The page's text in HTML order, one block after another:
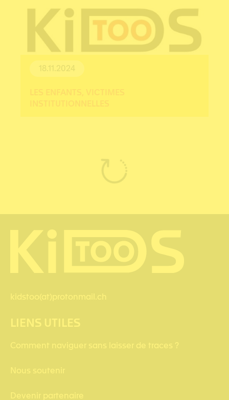
18.11.2024
kidstoo(at)protonmail.ch
LIENS UTILES
Comment naviguer sans laisser de traces ?
Nous soutenir
Devenir partenaire